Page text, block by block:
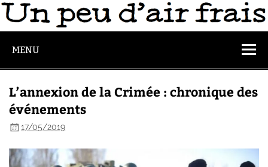
MENU
L’annexion de la Crimée : chronique des
événements
17/05/2019